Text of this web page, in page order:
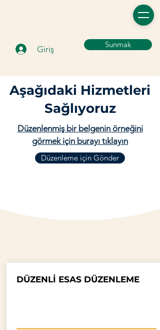
Giriş Sunmak
Aşağıdaki Hizmetleri
Sağlıyoruz
Düzenlenmiş bir belgenin örneğini
görmek için burayı tıklayın
Düzenleme için Gönder
DÜZENLİ ESAS DÜZENLEME